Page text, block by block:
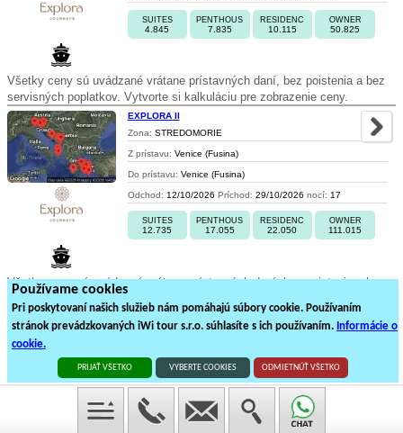
Používame cookies
Pri poskytovaní našich služieb nám pomáhajú súbory cookie. Používaním
stránok prevádzkovaných iWi tour s.r.o. súhlasíte s ich používaním. Informácie o
cookie.
PRIJAŤ VŠETKO VYBERTE COOKIES ODMIETNÚŤ VŠETKO
SUITES
4.845
PENTHOUS
7.835
RESIDENC
10.115
OWNER
50.825
Všetky ceny sú uvádzané vrátane prístavných daní, bez poistenia a bez
servisných poplatkov. Vytvorte si kalkuláciu pre zobrazenie ceny.
EXPLORA II
Zona: STREDOMORIE
Z prístavu: Venice (Fusina)
Do prístavu: Venice (Fusina)
Odchod: 12/10/2026 Príchod: 29/10/2026 nocí: 17
SUITES
12.735
PENTHOUS
17.055
RESIDENC
22.050
OWNER
111.015
Všetky ceny sú uvádzané vrátane prístavných daní, bez poistenia a bez
1 2 3 4 5 6 7 8 9
174 plavieb loďou na9stránkách